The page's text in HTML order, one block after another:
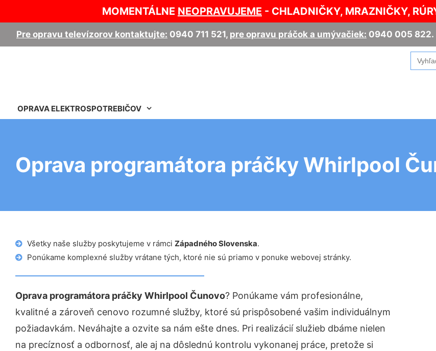
MOMENTÁLNE NEOPRAVUJEME - CHLADNIČKY, MRAZNIČKY,
Pre opravu televízorov kontaktujte: 0940 711 521, pre opravu práčok a umývačiek: 0940 005 822.
for:
OPRAVA ELEKTROSPOTREBIČOV
Oprava programátora práčky Whirlpool
Všetky naše služby poskytujeme v rámci Západného Slovenska.
Ponúkame komplexné služby vrátane tých, ktoré nie sú priamo v ponuke webovej stránky.
Oprava programátora práčky Whirlpool Čunovo? Ponúkame vám profesionálne,
kvalitné a zároveň cenovo rozumné služby, ktoré sú prispôsobené vašim individuálnym
požiadavkám. Neváhajte a ozvite sa nám ešte dnes. Pri realizácií služieb dbáme nielen
na precíznosť a odbornosť, ale aj na dôslednú kontrolu vykonanej práce, pretože si